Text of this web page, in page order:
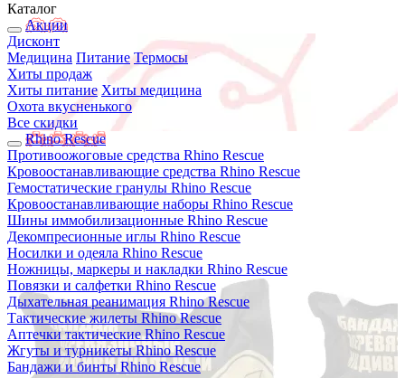
Каталог
Акции
Дисконт
Медицина Питание Термосы
Хиты продаж
Хиты питание Хиты медицина
Охота вкусненького
Все скидки
Rhino Rescue
Противоожоговые средства Rhino Rescue
Кровоостанавливающие средства Rhino Rescue
Гемостатические гранулы Rhino Rescue
Кровоостанавливающие наборы Rhino Rescue
Шины иммобилизационные Rhino Rescue
Декомпресионные иглы Rhino Rescue
Носилки и одеяла Rhino Rescue
Ножницы, маркеры и накладки Rhino Rescue
Повязки и салфетки Rhino Rescue
Дыхательная реанимация Rhino Rescue
Тактические жилеты Rhino Rescue
Аптечки тактические Rhino Rescue
Жгуты и турникеты Rhino Rescue
Бандажи и бинты Rhino Rescue